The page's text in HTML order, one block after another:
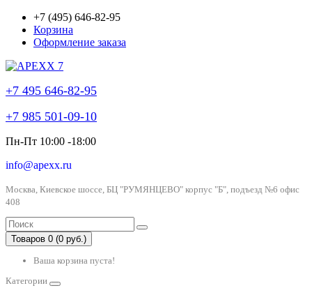
+7 (495) 646-82-95
Корзина
Оформление заказа
+7 495 646-82-95
+7 985 501-09-10
Пн-Пт 10:00 -18:00
info@apexx.ru
Москва, Киевское шоссе, БЦ "РУМЯНЦЕВО" корпус "Б", подъезд №6 офис
408
Товаров 0 (0 руб.)
Ваша корзина пуста!
Категории